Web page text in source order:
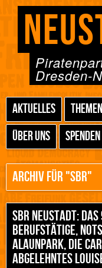
Dresden-
AKTUELLES THEMEN
ÜBER UNS
SPENDEN
ARCHIV FÜR "SBR"
SBR NEUSTADT:
BERUFSTÄTIGE,
ALAUNPARK, DIE
ABGELEHNTES